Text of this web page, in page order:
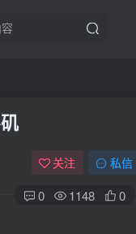
关注 私信
0 1148 0